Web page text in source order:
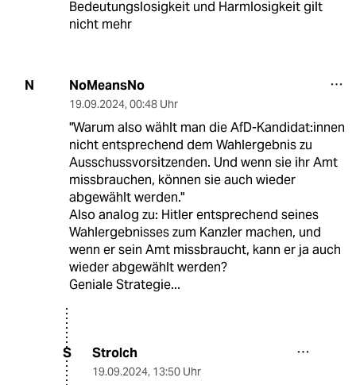
Bedeutungslosigkeit und Harmlosigkeit gilt
nicht mehr
N NoMeansNo
19.09.2024, 00:48 Uhr
"Warum also wählt man die AfD-Kan­di­dat:in­nen
nicht entsprechend dem Wahlergebnis zu
Ausschussvorsitzenden. Und wenn sie ihr Amt
missbrauchen, können sie auch wieder
abgewählt werden."
Also analog zu: Hitler entsprechend seines
Wahlergebnisses zum Kanzler machen, und
wenn er sein Amt missbraucht, kann er ja auch
wieder abgewählt werden?
Geniale Strategie...
S Strolch
19.09.2024, 13:50 Uhr